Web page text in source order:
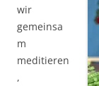
wir
gemeinsa
m
meditieren
,